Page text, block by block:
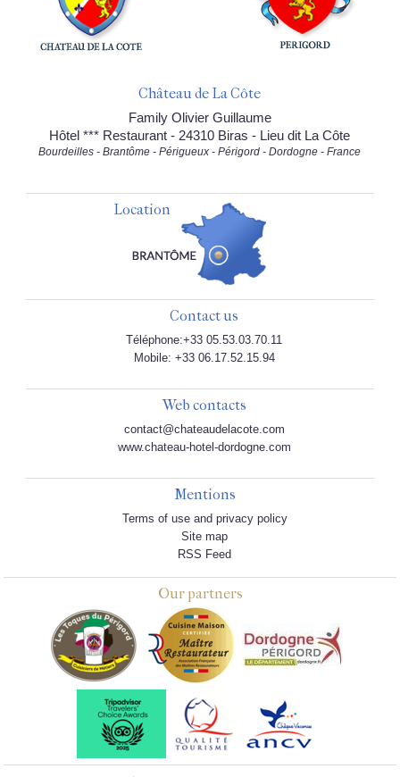
Château de La Côte
Family Olivier Guillaume
Hôtel *** Restaurant - 24310 Biras - Lieu dit La Côte
Bourdeilles - Brantôme - Périgueux - Périgord - Dordogne - France
Location
Contact us
Téléphone:+33 05.53.03.70.11
Mobile: +33 06.17.52.15.94
Web contacts
contact@chateaudelacote.com
www.chateau-hotel-dordogne.com
Mentions
Terms of use and privacy policy
Site map
RSS Feed
Our partners